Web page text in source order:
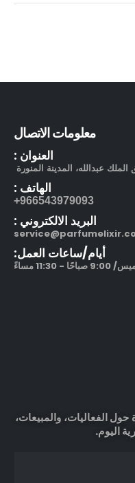
معلومات الاتصال
العنوان :
عبدالله، المدينة المنورة
الهاتف :
966543979093+
البريد الالكتروني :
أيام/ساعات العمل:
11:30 مساءً
الفعاليات، والمبيعات،
اليوم.